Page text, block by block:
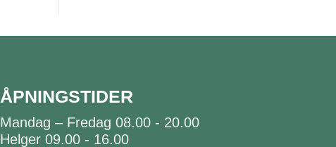
ÅPNINGSTIDER
Mandag – Fredag 08.00 - 20.00
Helger 09.00 - 16.00